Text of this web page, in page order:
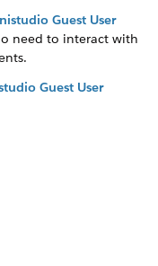
Guest User
need to interact with
Guest User
User
access to specific